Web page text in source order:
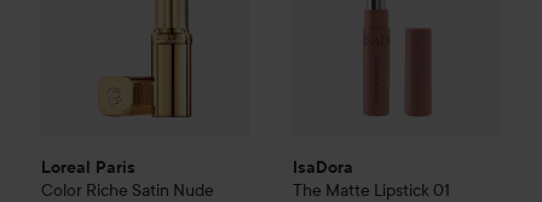
Loreal Paris
Color Riche Satin Nude
IsaDora
The Matte Lipstick 01